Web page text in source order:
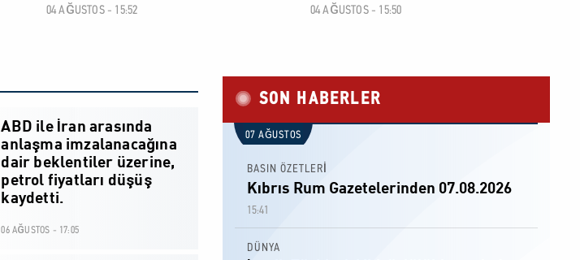
04 AĞUSTOS - 15:52 04 AĞUSTOS - 15:50
ABD ile İran arasında
anlaşma imzalanacağına
dair beklentiler üzerine,
petrol fiyatları düşüş
kaydetti.
06 AĞUSTOS - 17:05
SON HABERLER
07 AĞUSTOS
BASIN ÖZETLERİ
Kıbrıs Rum Gazetelerinden 07.08.2026
15:41
DÜNYA